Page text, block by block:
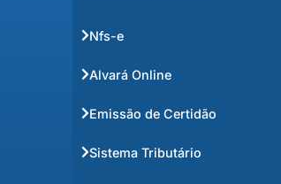
Nfs-e
Alvará Online
Emissão de Certidão
Sistema Tributário